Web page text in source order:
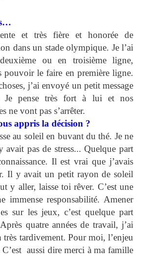
et très fière et honorée de
dans un stade olympique. Je l’ai
ou en troisième ligne,
pouvoir le faire en première ligne.
j’ai envoyé un petit message
Je pense très fort à lui et nos
ne vont pas s’arrêter.
appris la décision ?
au soleil en buvant du thé. Je ne
avait pas de stress... Quelque part
Il est vrai que j’avais
Il y avait un petit rayon de soleil
y aller, laisse toi rêver. C’est une
immense responsabilité. Amener
sur les jeux, c’est quelque part
quatre années de travail, j’ai
très tardivement. Pour moi, l’enjeu
C’est aussi dire merci à ma famille